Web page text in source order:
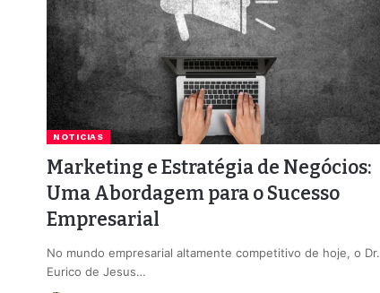
NOTICIAS
Marketing e Estratégia de Negócios:
Uma Abordagem para o Sucesso
Empresarial
No mundo empresarial altamente competitivo de hoje, o Dr.
Eurico de Jesus…